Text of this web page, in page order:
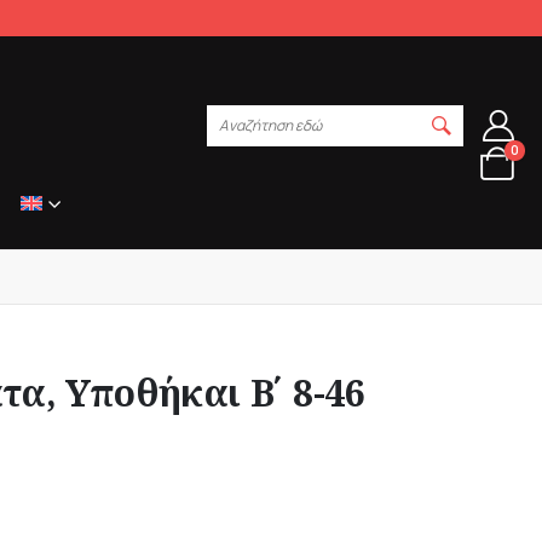
Αναζήτηση εδώ
0
Υποθήκαι Β΄ 8-46